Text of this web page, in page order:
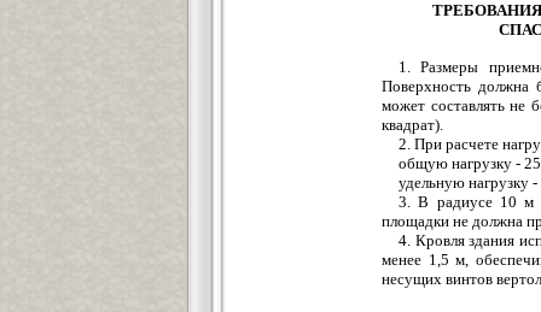
1. Размеры
Поверхность должна
может составлять не
квадрат).
2. При расчете
общую нагрузку -
удельную нагрузку
3. В радиусе 10 м
площадки не должна
4. Кровля здания
менее 1,5 м,
несущих винтов